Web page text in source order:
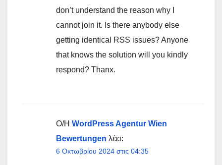
don’t understand the reason why I
cannot join it. Is there anybody else
getting identical RSS issues? Anyone
that knows the solution will you kindly
respond? Thanx.
Ο/Η WordPress Agentur Wien
Bewertungen λέει:
6 Οκτωβρίου 2024 στις 04:35